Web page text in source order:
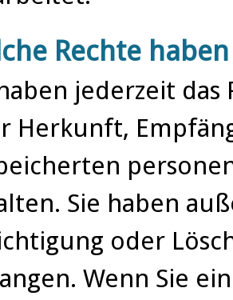
Rechte
jederzeit
Herkunft,
Sie haben
oder
Wenn Sie